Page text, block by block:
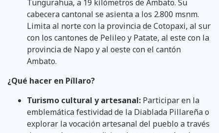
Tungurahua, a 19 kilómetros de Ambato. Su
cabecera cantonal se asienta a los 2.800 msnm.
Limita al norte con la provincia de Cotopaxi, al sur
con los cantones de Pelileo y Patate, al este con la
provincia de Napo y al oeste con el cantón
Ambato.
¿Qué hacer en Píllaro?
Turismo cultural y artesanal: Participar en la
emblemática festividad de la Diablada Pillareña o
explorar la vocación artesanal del pueblo a través